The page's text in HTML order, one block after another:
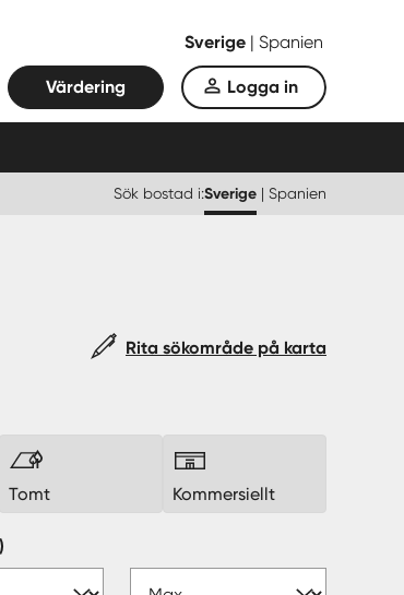
Sverige | Spanien
Värdering Logga in
Sök bostad i:Sverige | Spanien
Rita sökområde på karta
Tomt Kommersiellt
)